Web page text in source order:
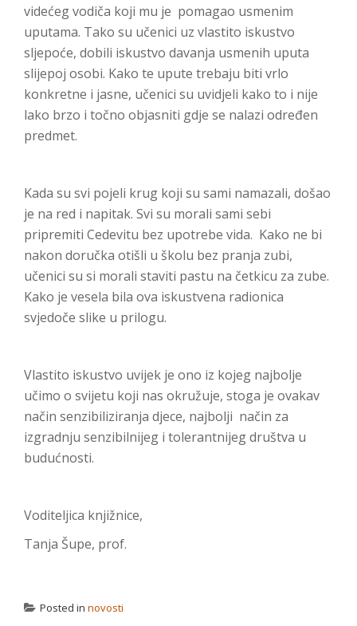
videćeg vodiča koji mu je pomagao usmenim
uputama. Tako su učenici uz vlastito iskustvo
sljepoće, dobili iskustvo davanja usmenih uputa
slijepoj osobi. Kako te upute trebaju biti vrlo
konkretne i jasne, učenici su uvidjeli kako to i nije
lako brzo i točno objasniti gdje se nalazi određen
predmet.
Kada su svi pojeli krug koji su sami namazali, došao
je na red i napitak. Svi su morali sami sebi
pripremiti Cedevitu bez upotrebe vida. Kako ne bi
nakon doručka otišli u školu bez pranja zubi,
učenici su si morali staviti pastu na četkicu za zube.
Kako je vesela bila ova iskustvena radionica
svjedoče slike u prilogu.
Vlastito iskustvo uvijek je ono iz kojeg najbolje
učimo o svijetu koji nas okružuje, stoga je ovakav
način senzibiliziranja djece, najbolji način za
izgradnju senzibilnijeg i tolerantnijeg društva u
budućnosti.
Voditeljica knjižnice,
Tanja Šupe, prof.
Posted in novosti